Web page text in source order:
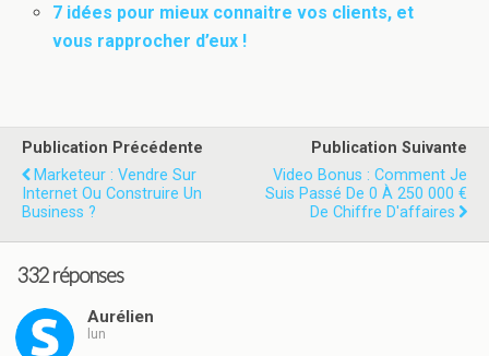
7 idées pour mieux connaitre vos clients, et
vous rapprocher d’eux !
Publication Précédente
Marketeur : Vendre Sur
Internet Ou Construire Un
Business ?
Publication Suivante
Video Bonus : Comment Je
Suis Passé De 0 À 250 000 €
De Chiffre D'affaires
332 réponses
Aurélien
lun